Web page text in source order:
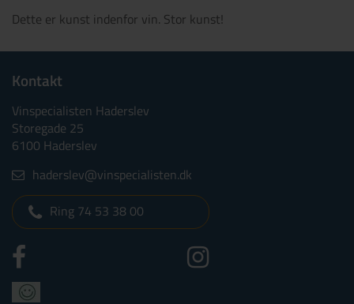
Dette er kunst indenfor vin. Stor kunst!
Kontakt
Vinspecialisten Haderslev
Storegade 25
6100 Haderslev
haderslev@vinspecialisten.dk
Ring 74 53 38 00